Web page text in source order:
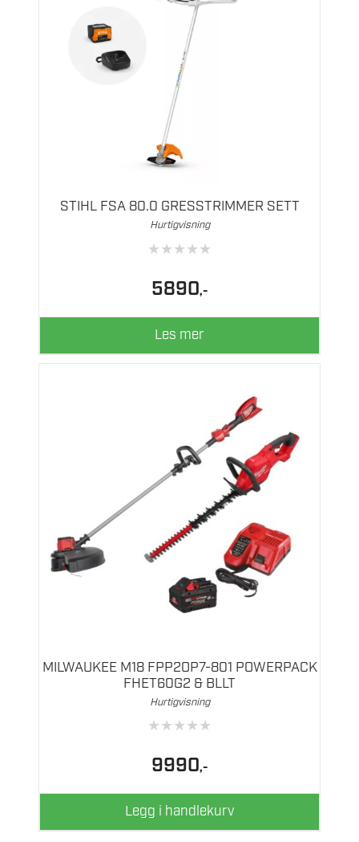
STIHL FSA 80.0 GRESSTRIMMER SETT
Hurtigvisning
★★★★★
5890,-
Les mer
MILWAUKEE M18 FPP2OP7-801 POWERPACK
FHET60G2 & BLLT
Hurtigvisning
★★★★★
9990,-
Legg i handlekurv